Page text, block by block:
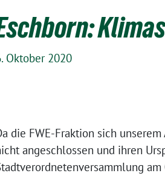
Oktober 2020
die FWE-Fraktion sich
angeschlossen und ihren